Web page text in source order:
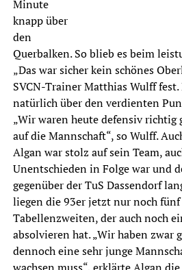
Minute
knapp über
den
Querbalken. So blieb es beim
„Das war sicher kein schönes
SVCN-Trainer Matthias Wulff fest.
natürlich über den verdienten
„Wir waren heute defensiv richtig
auf die Mannschaft“, so Wulff.
Algan war stolz auf sein Team,
Unentschieden in Folge war und
gegenüber der TuS Dassendorf
liegen die 93er jetzt nur noch
Tabellenzweiten, der auch noch
absolvieren hat. „Wir haben zwar
dennoch eine sehr junge